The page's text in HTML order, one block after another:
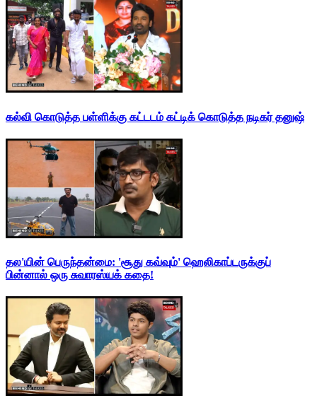
கல்வி கொடுத்த பள்ளிக்கு கட்டடம் கட்டிக் கொடுத்த நடிகர் தனுஷ்
தல'யின் பெருந்தன்மை: 'சூது கவ்வும்' ஹெலிகாப்டருக்குப்
பின்னால் ஒரு சுவாரஸ்யக் கதை!